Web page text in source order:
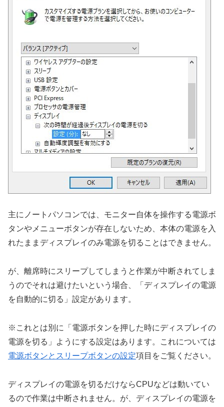
主にノートパソコンでは、モニター自体を操作する電源ボ
タンやメニューボタンが存在しないため、本体の電源を入
れたままディスプレイのみ電源を切ることはできません。
が、離席時にスリープしてしまうと作業が中断されてしま
うのでそれは避けたいという場合、「ディスプレイの電源
を自動的に切る」設定があります。
※これとは別に「電源ボタンを押した時にディスプレイの
電源を切る」ようにする設定はあります。これについては
電源ボタンとスリープボタンの設定項目をご覧ください。
ディスプレイの電源を切るだけならCPUなどは動いてい
るので作業は中断されません。が、ディスプレイの電源を